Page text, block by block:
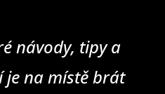
návody, tipy a
je na místě brát